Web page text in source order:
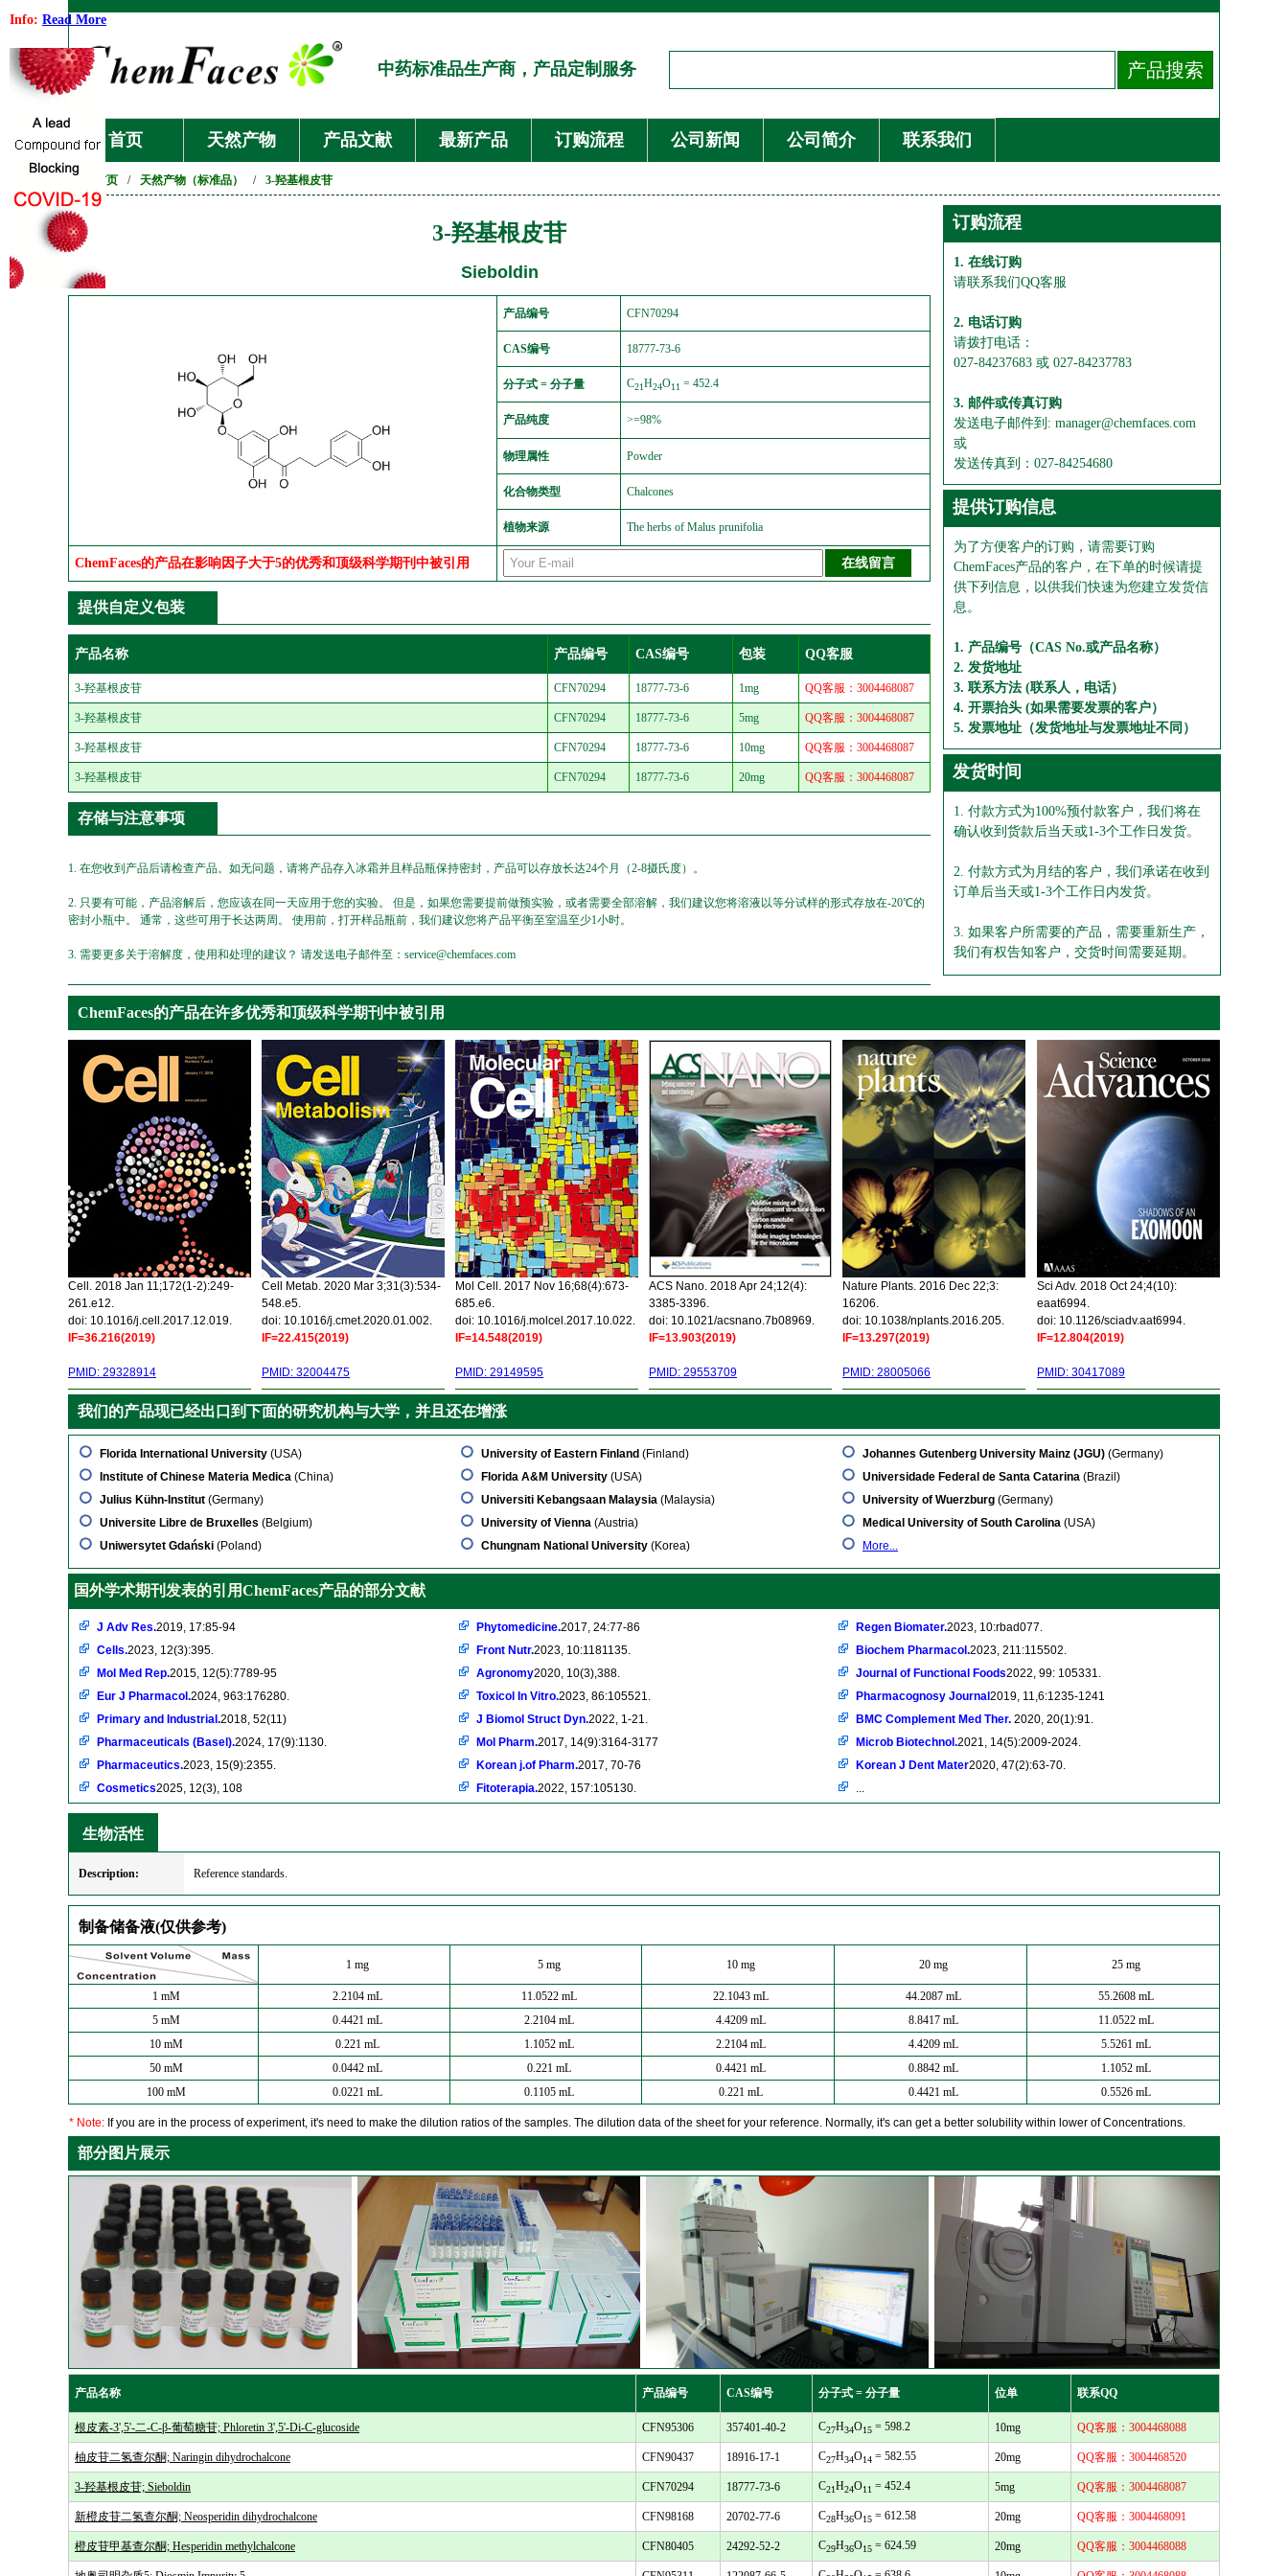
Info: Read More
中药标准品生产商，产品定制服务
首页 天然产物 产品文献 最新产品 订购流程 公司新闻 公司简介 联系我们
首页 / 天然产物（标准品） / 3-羟基根皮苷
3-羟基根皮苷
Sieboldin
产品编号 CFN70294
CAS编号 18777-73-6
分子式 = 分子量 C21H24O11 = 452.4
产品纯度 >=98%
物理属性 Powder
化合物类型 Chalcones
植物来源 The herbs of Malus prunifolia
ChemFaces的产品在影响因子大于5的优秀和顶级科学期刊中被引用
提供自定义包装
产品名称 产品编号 CAS编号 包装 QQ客服
3-羟基根皮苷 CFN70294 18777-73-6 1mg QQ客服：3004468087
3-羟基根皮苷 CFN70294 18777-73-6 5mg QQ客服：3004468087
3-羟基根皮苷 CFN70294 18777-73-6 10mg QQ客服：3004468087
3-羟基根皮苷 CFN70294 18777-73-6 20mg QQ客服：3004468087
存储与注意事项
1. 在您收到产品后请检查产品。如无问题，请将产品存入冰霜并且样品瓶保持密封，产品可以存放长达24个月（2-8摄氏度）。
2. 只要有可能，产品溶解后，您应该在同一天应用于您的实验。 但是，如果您需要提前做预实验，或者需要全部溶解，我们建议您将溶液以等分试样的形式存放在-20℃的
密封小瓶中。 通常，这些可用于长达两周。 使用前，打开样品瓶前，我们建议您将产品平衡至室温至少1小时。
3. 需要更多关于溶解度，使用和处理的建议？ 请发送电子邮件至：service@chemfaces.com
订购流程
1. 在线订购
请联系我们QQ客服
2. 电话订购
请拨打电话：
027-84237683 或 027-84237783
3. 邮件或传真订购
发送电子邮件到: manager@chemfaces.com
或
发送传真到：027-84254680
提供订购信息
为了方便客户的订购，请需要订购
ChemFaces产品的客户，在下单的时候请提
供下列信息，以供我们快速为您建立发货信
息。
1. 产品编号（CAS No.或产品名称）
2. 发货地址
3. 联系方法 (联系人，电话）
4. 开票抬头 (如果需要发票的客户）
5. 发票地址（发货地址与发票地址不同）
发货时间
1. 付款方式为100%预付款客户，我们将在
确认收到货款后当天或1-3个工作日发货。
2. 付款方式为月结的客户，我们承诺在收到
订单后当天或1-3个工作日内发货。
3. 如果客户所需要的产品，需要重新生产，
我们有权告知客户，交货时间需要延期。
ChemFaces的产品在许多优秀和顶级科学期刊中被引用
Cell. 2018 Jan 11;172(1-2):249-
261.e12.
doi: 10.1016/j.cell.2017.12.019.
IF=36.216(2019)
PMID: 29328914
Cell Metab. 2020 Mar 3;31(3):534-
548.e5.
doi: 10.1016/j.cmet.2020.01.002.
IF=22.415(2019)
PMID: 32004475
Mol Cell. 2017 Nov 16;68(4):673-
685.e6.
doi: 10.1016/j.molcel.2017.10.022.
IF=14.548(2019)
PMID: 29149595
ACS Nano. 2018 Apr 24;12(4):
3385-3396.
doi: 10.1021/acsnano.7b08969.
IF=13.903(2019)
PMID: 29553709
Nature Plants. 2016 Dec 22;3:
16206.
doi: 10.1038/nplants.2016.205.
IF=13.297(2019)
PMID: 28005066
Sci Adv. 2018 Oct 24;4(10):
eaat6994.
doi: 10.1126/sciadv.aat6994.
IF=12.804(2019)
PMID: 30417089
我们的产品现已经出口到下面的研究机构与大学，并且还在增涨
Florida International University (USA)
Institute of Chinese Materia Medica (China)
Julius Kühn-Institut (Germany)
Universite Libre de Bruxelles (Belgium)
Uniwersytet Gdański (Poland)
University of Eastern Finland (Finland)
Florida A&M University (USA)
Universiti Kebangsaan Malaysia (Malaysia)
University of Vienna (Austria)
Chungnam National University (Korea)
Johannes Gutenberg University Mainz (JGU) (Germany)
Universidade Federal de Santa Catarina (Brazil)
University of Wuerzburg (Germany)
Medical University of South Carolina (USA)
More...
国外学术期刊发表的引用ChemFaces产品的部分文献
J Adv Res.2019, 17:85-94
Cells.2023, 12(3):395.
Mol Med Rep.2015, 12(5):7789-95
Eur J Pharmacol.2024, 963:176280.
Primary and Industrial.2018, 52(11)
Pharmaceuticals (Basel).2024, 17(9):1130.
Pharmaceutics.2023, 15(9):2355.
Cosmetics2025, 12(3), 108
Phytomedicine.2017, 24:77-86
Front Nutr.2023, 10:1181135.
Agronomy2020, 10(3),388.
Toxicol In Vitro.2023, 86:105521.
J Biomol Struct Dyn.2022, 1-21.
Mol Pharm.2017, 14(9):3164-3177
Korean j.of Pharm.2017, 70-76
Fitoterapia.2022, 157:105130.
Regen Biomater.2023, 10:rbad077.
Biochem Pharmacol.2023, 211:115502.
Journal of Functional Foods2022, 99: 105331.
Pharmacognosy Journal 2019, 11,6:1235-1241
BMC Complement Med Ther. 2020, 20(1):91.
Microb Biotechnol.2021, 14(5):2009-2024.
Korean J Dent Mater2020, 47(2):63-70.
...
生物活性
Description: Reference standards.
制备储备液(仅供参考)
1 mg 5 mg 10 mg 20 mg 25 mg
1 mM 2.2104 mL 11.0522 mL 22.1043 mL 44.2087 mL
55.2608 mL
5 mM
0.4421 mL 2.2104 mL 4.4209 mL 8.8417 mL
11.0522 mL
10 mM
0.221 mL 1.1052 mL 2.2104 mL 4.4209 mL
5.5261 mL
50 mM
0.0442 mL 0.221 mL 0.4421 mL 0.8842 mL
1.1052 mL
100 mM
0.0221 mL 0.1105 mL 0.221 mL 0.4421 mL 0.5526 mL
* Note: If you are in the process of experiment, it's need to make the dilution ratios of the samples. The dilution data of the sheet for your reference. Normally, it's can get a better solubility within lower of Concentrations.
部分图片展示
产品名称 产品编号 CAS编号 分子式 = 分子量 位单 联系QQ
根皮素-3',5'-二-C-β-葡萄糖苷; Phloretin 3',5'-Di-C-glucoside CFN95306 357401-40-2 C27H34O15 = 598.2 10mg QQ客服：3004468088
柚皮苷二氢查尔酮; Naringin dihydrochalcone CFN90437 18916-17-1 C27H34O14 = 582.55 20mg QQ客服：3004468520
3-羟基根皮苷; Sieboldin CFN70294 18777-73-6 C21H24O11 = 452.4 5mg QQ客服：3004468087
新橙皮苷二氢查尔酮; Neosperidin dihydrochalcone CFN98168 20702-77-6 C28H36O15 = 612.58 20mg QQ客服：3004468091
橙皮苷甲基查尔酮; Hesperidin methylchalcone CFN80405 24292-52-2 C29H36O15 = 624.59 20mg QQ客服：3004468088